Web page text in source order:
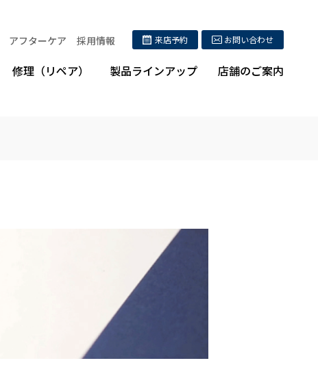
アフターケア 採用情報 来店予約 お問い合わせ
修理（リペア） 製品ラインアップ 店舗のご案内